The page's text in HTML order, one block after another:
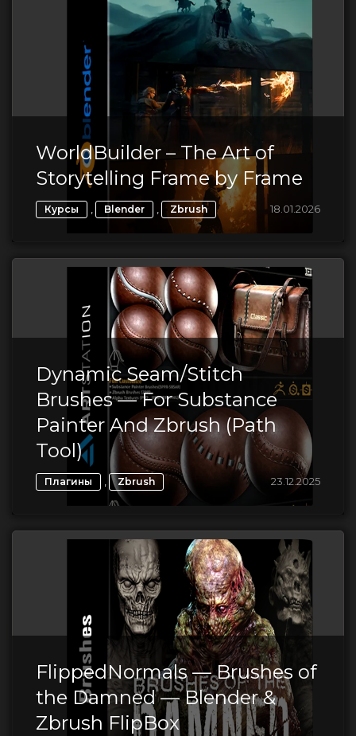
WorldBuilder – The Art of
Storytelling Frame by Frame
Курсы , Blender , Zbrush 18.01.2026
Dynamic Seam/Stitch
Brushes — For Substance
Painter And Zbrush (Path
Tool)
Плагины , Zbrush 23.12.2025
FlippedNormals — Brushes of
the Damned — Blender &
Zbrush FlipBox